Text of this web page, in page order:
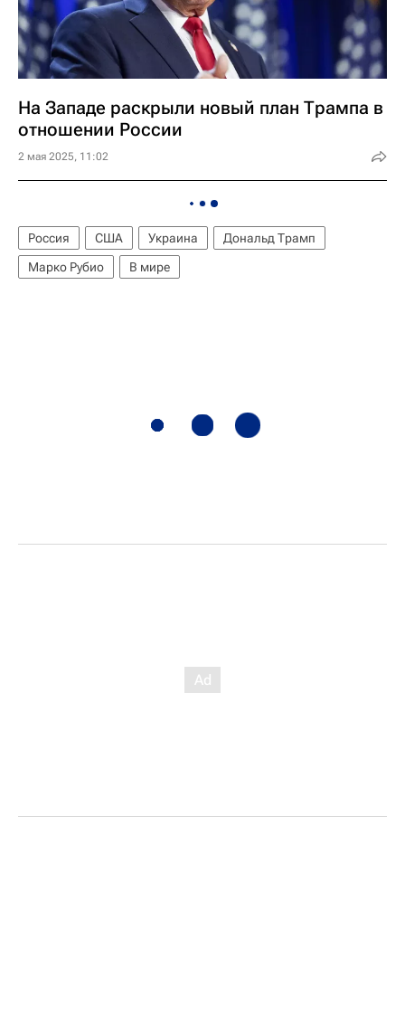
На Западе раскрыли новый план Трампа в
отношении России
2 мая 2025, 11:02
Россия США Украина
Дональд Трамп
Марко Рубио
В мире